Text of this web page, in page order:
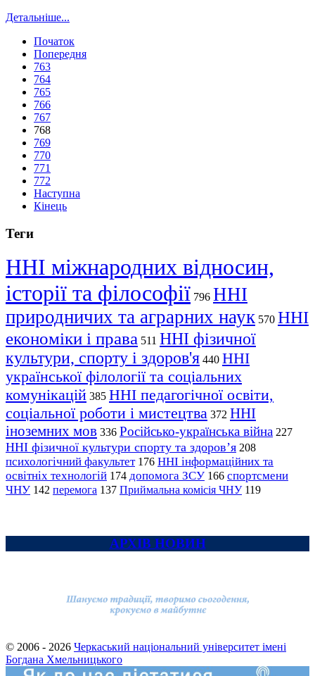
Детальніше...
Початок
Попередня
763
764
765
766
767
768
769
770
771
772
Наступна
Кінець
Теги
ННІ міжнародних відносин,
історії та філософії 796 ННІ
природничих та аграрних наук 570 ННІ
економіки і права 511 ННІ фізичної
культури, спорту і здоров'я 440 ННІ
української філології та соціальних
комунікацій 385 ННІ педагогічної освіти,
соціальної роботи і мистецтва 372 ННІ
іноземних мов 336 Російсько-українська війна 227
ННІ фізичної культури спорту та здоров’я 208
психологічний факультет 176 ННІ інформаційних та
освітніх технологій 174 допомога ЗСУ 166 спортсмени
ЧНУ 142 перемога 137 Приймальна комісія ЧНУ 119
АРХІВ НОВИН
© 2006 - 2026 Черкаський національний університет імені
Богдана Хмельницького